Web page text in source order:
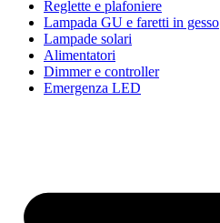
Reglette e plafoniere
Lampada GU e faretti in gesso
Lampade solari
Alimentatori
Dimmer e controller
Emergenza LED